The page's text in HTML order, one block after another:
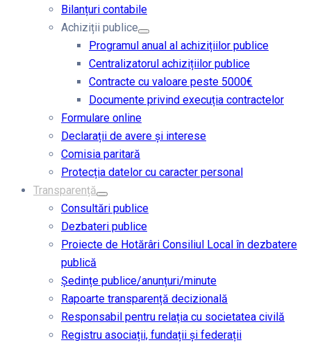
Bilanțuri contabile
Achiziții publice
Programul anual al achizițiilor publice
Centralizatorul achizițiilor publice
Contracte cu valoare peste 5000€
Documente privind execuția contractelor
Formulare online
Declarații de avere și interese
Comisia paritară
Protecția datelor cu caracter personal
Transparență
Consultări publice
Dezbateri publice
Proiecte de Hotărâri Consiliul Local în dezbatere
publică
Ședințe publice/anunțuri/minute
Rapoarte transparență decizională
Responsabil pentru relația cu societatea civilă
Registru asociații, fundații și federații